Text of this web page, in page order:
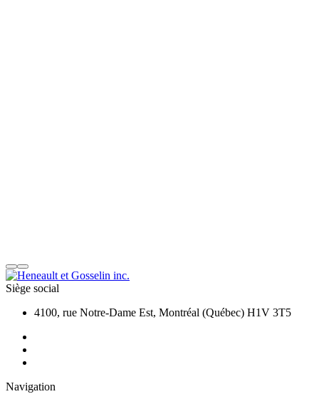
Siège social
4100, rue Notre-Dame Est, Montréal (Québec) H1V 3T5
Navigation